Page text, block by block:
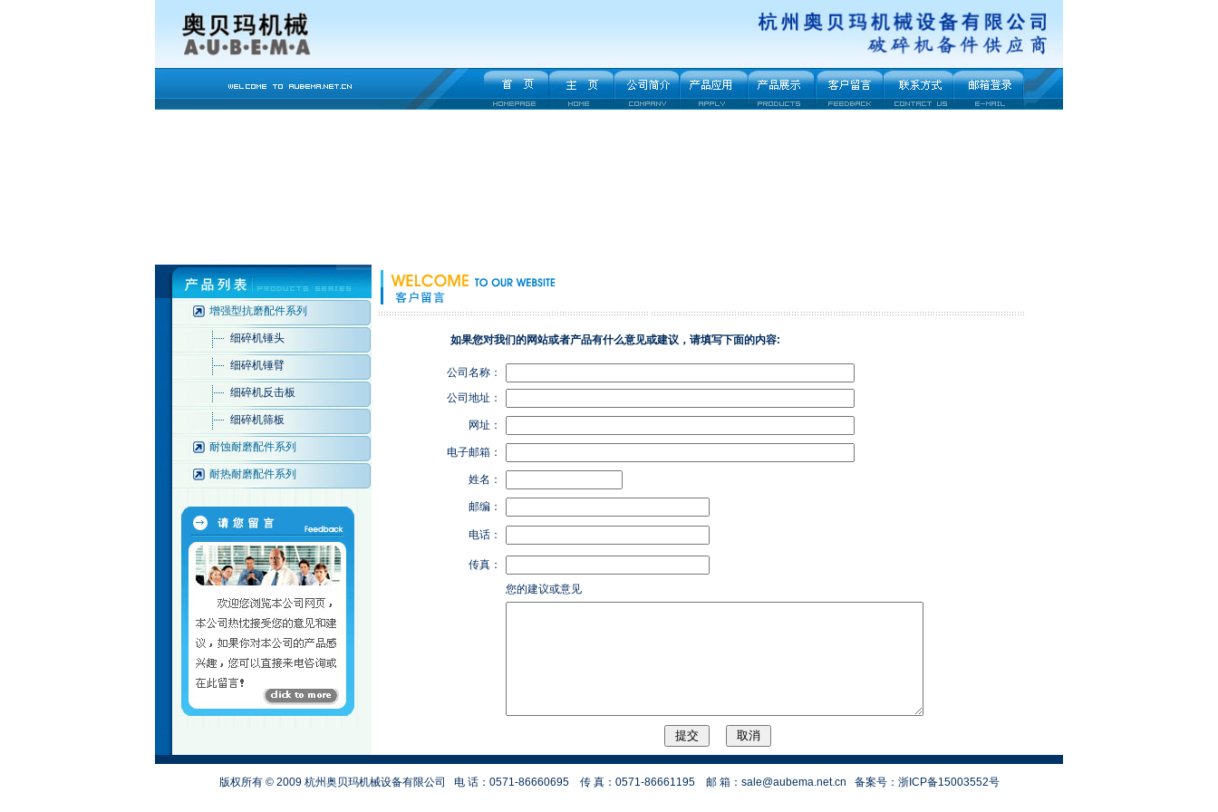
增强型抗磨配件系列
细碎机锤头
细碎机锤臂
细碎机反击板
细碎机筛板
耐蚀耐磨配件系列
耐热耐磨配件系列
如果您对我们的网站或者产品有什么意见或建议，请填写下面的内容:
公司名称：
公司地址：
网址：
电子邮箱：
姓名：
邮编：
电话：
传真：
您的建议或意见
版权所有 © 2009 杭州奥贝玛机械设备有限公司 电 话：0571-86660695 传 真：0571-86661195 邮 箱： sale@aubema.net.cn 备案号： 浙ICP备15003552号